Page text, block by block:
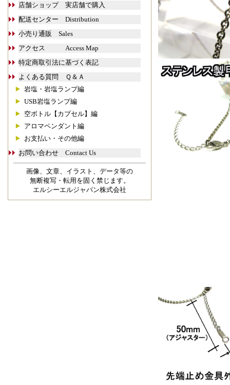
店舗ショップ 実店舗で購入
配送センター Distribution
小売り通販 Sales
アクセス Access Map
特定商取引法に基づく表記
よくある質問 Ｑ＆Ａ
岩塩・岩塩ランプ編
USB岩塩ランプ編
空ボトル【カプセル】編
アロマペンダント編
お支払い・その他編
お問い合わせ Contact Us
画像、文章、イラスト、データ等の
無断複写・転用を固く禁じます。
エルシーエルジャパン株式会社